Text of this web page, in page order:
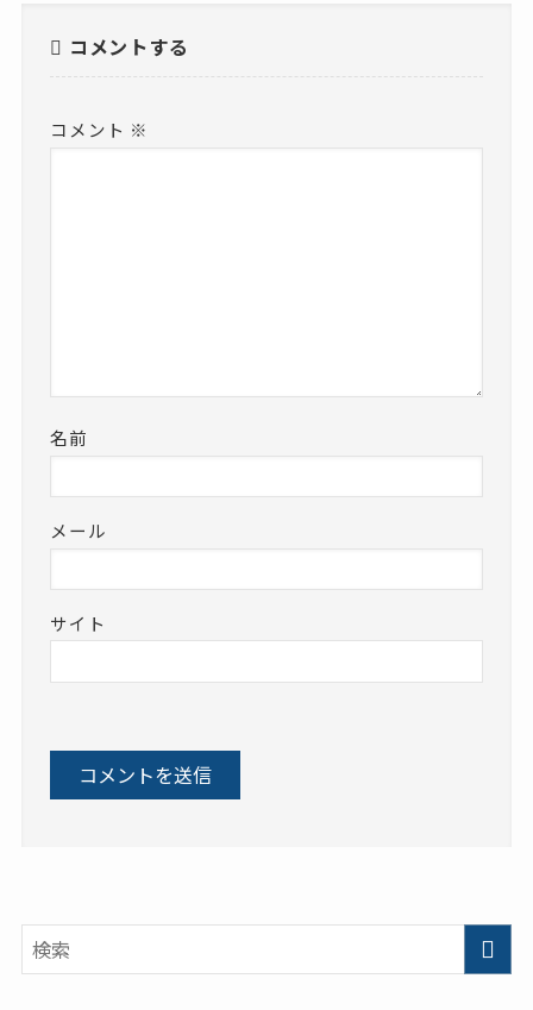
コメントする
コメント ※
名前
メール
サイト